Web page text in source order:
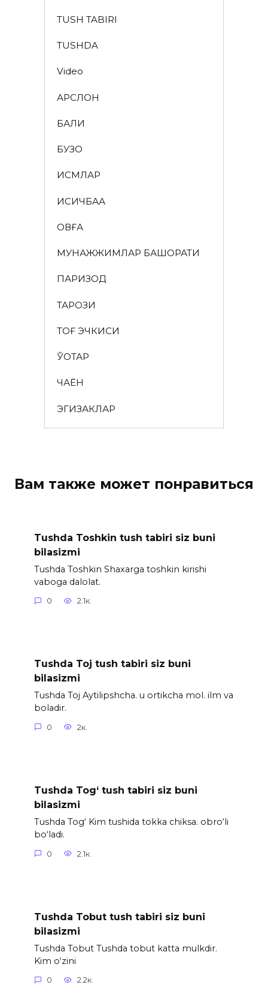
TUSH TABIRI
TUSHDA
Video
АРСЛОН
БАЛИҚ
БУЗОҚ
ИСМЛАР
ҚИСҚИЧБАҚА
ҚОВҒА
МУНАЖЖИМЛАР БАШОРАТИ
ПАРИЗОД
ТАРОЗИ
ТОҒ ЭЧКИСИ
ЎҚОТАР
ЧАЁН
ЭГИЗАКЛАР
Вам также может понравиться
Tushda Toshkin tush tabiri siz buni
bilasizmi
Tushda Toshkin Shaxarga toshkin kirishi
vaboga dalolat.
0 2.1к.
Tushda Toj tush tabiri siz buni
bilasizmi
Tushda Toj Aytilipshcha. u ortikcha mol. ilm va
boladir.
0 2к.
Tushda Tog‘ tush tabiri siz buni
bilasizmi
Tushda Tog‘ Kim tushida tokka chiksa. obro‘li
bo‘ladi.
0 2.1к.
Tushda Tobut tush tabiri siz buni
bilasizmi
Tushda Tobut Tushda tobut katta mulkdir.
Kim o‘zini
0 2.2к.